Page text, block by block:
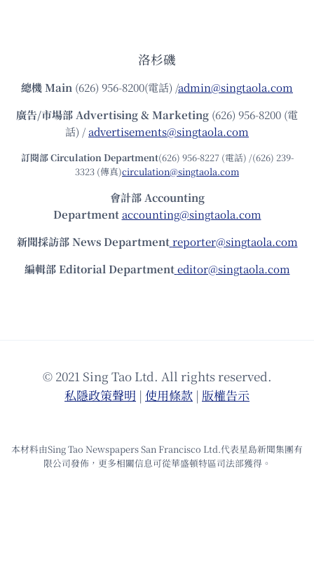
洛杉磯
總機Main (626) 956-8200(電話) /admin@singtaola.com
廣告/市場部Advertising & Marketing (626) 956-8200 (電
話) /advertisements@singtaola.com
訂閱部 Circulation Department(626) 956-8227 (電話) /(626) 239-
3323 (傳真)circulation@singtaola.com
會計部 Accounting
Department accounting@singtaola.com
新聞採訪部 News Department reporter@singtaola.com
編輯部 Editorial Department editor@singtaola.com
© 2021 Sing Tao Ltd. All rights reserved.
私隱政策聲明 | 使⽤條款 | 版權告⽰
本材料由Sing Tao Newspapers San Francisco Ltd.代表星島新聞集團有
限公司發佈，更多相關信息可從華盛頓特區司法部獲得。